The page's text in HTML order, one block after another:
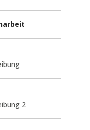
2